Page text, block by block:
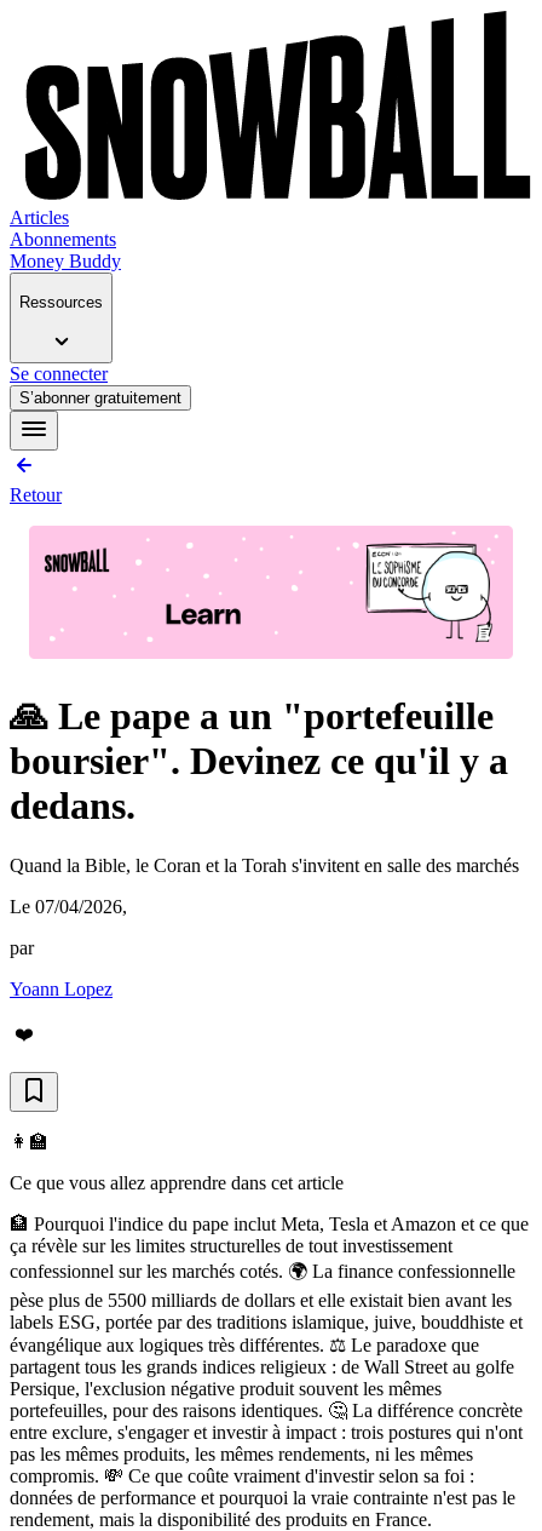
Articles
Abonnements
Money Buddy
Ressources
Se connecter
S’abonner gratuitement
Retour
🙏 Le pape a un "portefeuille
boursier". Devinez ce qu'il y a
dedans.
Quand la Bible, le Coran et la Torah s'invitent en salle des marchés
Le 07/04/2026,
par
Yoann Lopez
❤️
👩‍🏫
Ce que vous allez apprendre dans cet article
🏦 Pourquoi l'indice du pape inclut Meta, Tesla et Amazon et ce que
ça révèle sur les limites structurelles de tout investissement
confessionnel sur les marchés cotés. 🌍 La finance confessionnelle
pèse plus de 5500 milliards de dollars et elle existait bien avant les
labels ESG, portée par des traditions islamique, juive, bouddhiste et
évangélique aux logiques très différentes. ⚖️ Le paradoxe que
partagent tous les grands indices religieux : de Wall Street au golfe
Persique, l'exclusion négative produit souvent les mêmes
portefeuilles, pour des raisons identiques. 🤔 La différence concrète
entre exclure, s'engager et investir à impact : trois postures qui n'ont
pas les mêmes produits, les mêmes rendements, ni les mêmes
compromis. 💸 Ce que coûte vraiment d'investir selon sa foi :
données de performance et pourquoi la vraie contrainte n'est pas le
rendement, mais la disponibilité des produits en France.